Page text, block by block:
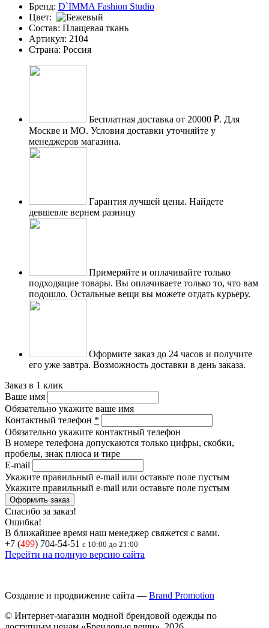
Бренд: D`IMMA Fashion Studio
Цвет:
Состав: Плащевая ткань
Артикул: 2104
Страна: Россия
Бесплатная доставка от 20000 ₽. Для
Москве и МО. Условия доставки уточняйте у
менеджеров магазина.
Гарантия лучшей цены. Найдете
девшевле вернем разницу
Примеряйте и оплачивайте только
подходящие товары. Вы оплачиваете только то, что вам
подошло. Остальные вещи вы можете отдать курьеру.
Оформите заказ до 24 часов и получите
его уже завтра. Возможность доставки в день заказа.
Заказ в 1 клик
Ваше имя
Обязательно укажите ваше имя
Контактный телефон *
Обязательно укажите контактный телефон
В номере телефона допускаются только цифры, скобки,
пробелы, знак плюса и тире
E-mail
Укажите правильный e-mail или оставьте поле пустым
Укажите правильный e-mail или оставьте поле пустым
Спасибо за заказ!
Ошибка!
В ближайшее время наш менеджер свяжется с вами.
+7 (499) 704-54-51 с 10:00 до 21:00
Перейти на полную версию сайта
Создание и продвижение сайта — Brand Promotion
© Интернет-магазин модной брендовой одежды по